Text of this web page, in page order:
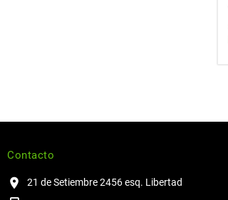
Contacto
21 de Setiembre 2456 esq. Libertad